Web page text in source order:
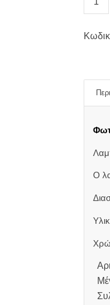
Ο